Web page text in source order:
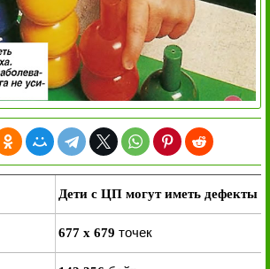
Дети с ЦП могут иметь дефекты
677 x 679 точек